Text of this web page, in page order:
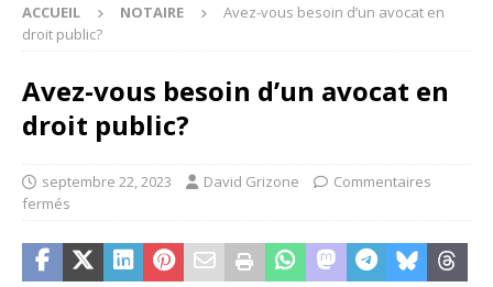
ACCUEIL NOTAIRE
Avez-vous besoin d’un avocat en
droit public?
Avez-vous besoin d’un avocat en
droit public?
septembre 22, 2023 David Grizone
Commentaires
fermés